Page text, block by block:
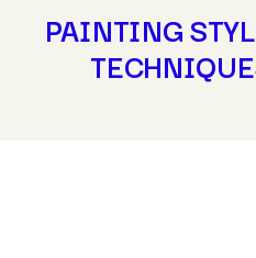
PAINTING